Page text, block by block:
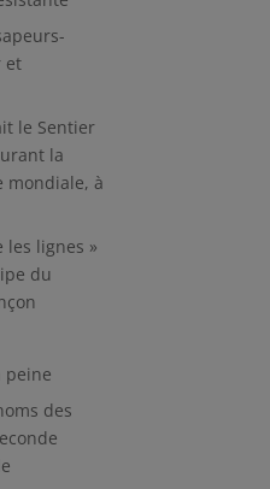
et
le Sentier
la
mondiale, à
les lignes »
du
peine
des